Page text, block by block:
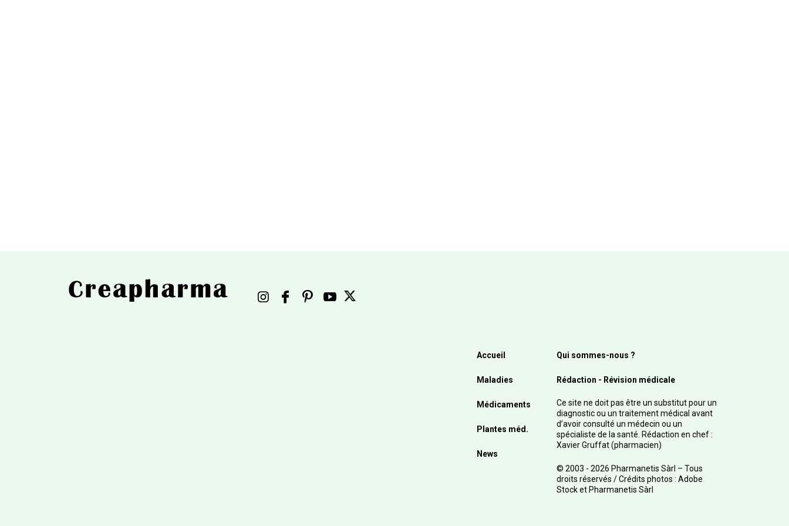
Accueil
Maladies
Médicaments
Plantes méd.
News
Qui sommes-nous ?
Rédaction - Révision médicale
Ce site ne doit pas être un substitut pour un
diagnostic ou un traitement médical avant
d’avoir consulté un médecin ou un
spécialiste de la santé. Rédaction en chef :
Xavier Gruffat (pharmacien)
© 2003 - 2026 Pharmanetis Sàrl – Tous
droits réservés / Crédits photos : Adobe
Stock et Pharmanetis Sàrl